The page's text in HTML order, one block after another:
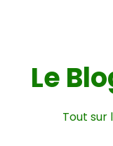
Le
Tout sur